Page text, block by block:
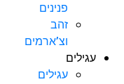
פנינים
זהב
וצ’ארמים
עגילים
עגילים